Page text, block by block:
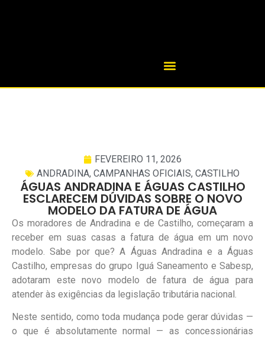
FEVEREIRO 11, 2026
ANDRADINA, CAMPANHAS OFICIAIS, CASTILHO
ÁGUAS ANDRADINA E ÁGUAS CASTILHO
ESCLARECEM DÚVIDAS SOBRE O NOVO
MODELO DA FATURA DE ÁGUA
Os moradores de Andradina e de Castilho, começaram a
receber em suas casas a fatura de água em um novo
modelo. Sabe por que? A Águas Andradina e a Águas
Castilho, empresas do grupo Iguá Saneamento e Sabesp,
adotaram este novo modelo de fatura de água para
atender às exigências da legislação tributária nacional.
Neste sentido, como toda mudança pode gerar dúvidas —
o que é absolutamente normal — as concessionárias